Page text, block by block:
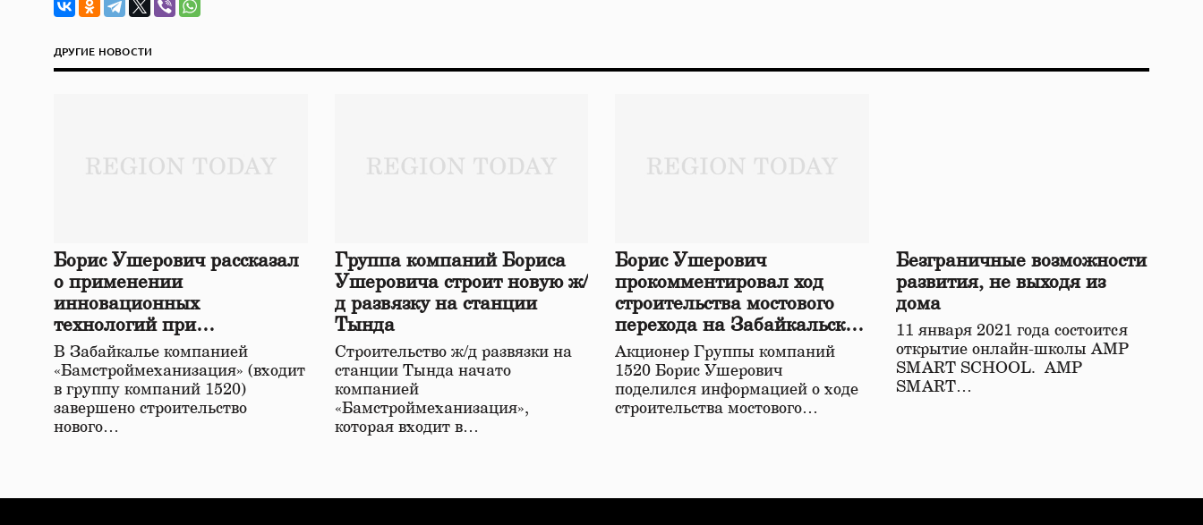
ДРУГИЕ НОВОСТИ
Борис Ушерович рассказал
о применении
инновационных
технологий при
строительстве нового моста
в Забайкалье
В Забайкалье компанией
«Бамстроймеханизация» (входит
в группу компаний 1520)
завершено строительство
нового…
Группа компаний Бориса
Ушеровича строит новую ж/
д развязку на станции
Тында
Строительство ж/д развязки на
станции Тында начато
компанией
«Бамстроймеханизация»,
которая входит в…
Борис Ушерович
прокомментировал ход
строительства мостового
перехода на Забайкальской
железной дороге
Акционер Группы компаний
1520 Борис Ушерович
поделился информацией о ходе
строительства мостового…
Безграничные возможности
развития, не выходя из
дома
11 января 2021 года состоится
открытие онлайн-школы АМР
SMART SCHOOL. АМР
SMART…